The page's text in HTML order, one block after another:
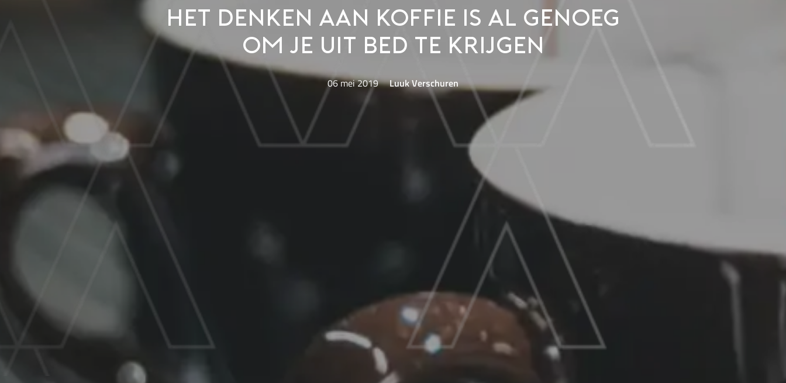
Het denken aan koffie is al genoeg
om je uit bed te krijgen
06 mei 2019 Luuk Verschuren